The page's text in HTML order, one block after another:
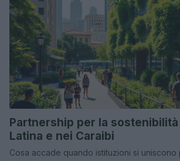
Partnership per la
Latina e nei Caraibi
Cosa accade quando istituzioni si uniscono